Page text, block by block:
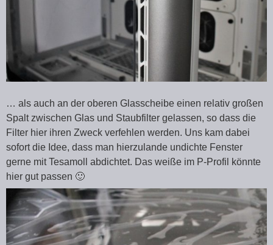
… als auch an der oberen Glasscheibe einen relativ großen
Spalt zwischen Glas und Staubfilter gelassen, so dass die
Filter hier ihren Zweck verfehlen werden. Uns kam dabei
sofort die Idee, dass man hierzulande undichte Fenster
gerne mit Tesamoll abdichtet. Das weiße im P-Profil könnte
hier gut passen 🙂